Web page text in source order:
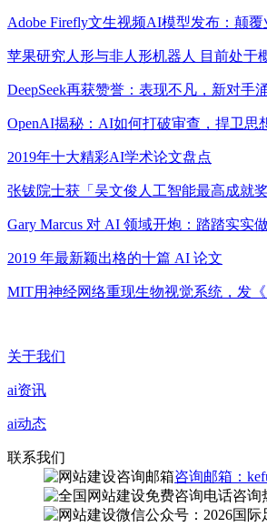
Adobe Firefly文生视频AI模型发布：颠覆
苹果研究人形与非人形机器人 目前处于
DeepSeek再获赞誉：表现不凡，新对手
OpenAI揭秘：AI如何打破审查，捍卫思
2019年十大精彩AI学术论文盘点
张钹院士获「吴文俊人工智能最高成就奖
Gary Marcus 对 AI 领域开炮：踏踏实实
2019 年最新颖出格的十篇 AI 论文
MIT用神经网络重现生物视觉系统，发《
关于我们
ai资讯
ai动态
联系我们
咨询邮箱：
咨询
微信公众号：2026国